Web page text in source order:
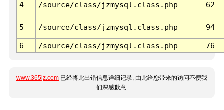
4 /source/class/jzmysql.class.php 62
5 /source/class/jzmysql.class.php 94
6 /source/class/jzmysql.class.php 76
www.365jz.com 已经将此出错信息详细记录, 由此给您带来的访问不便我
们深感歉意.